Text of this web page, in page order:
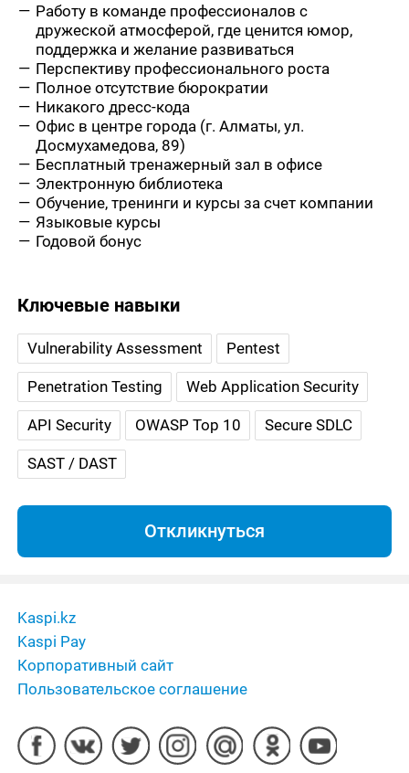
Работу в команде профессионалов с
дружеской атмосферой, где ценится юмор,
поддержка и желание развиваться
Перспективу профессионального роста
Полное отсутствие бюрократии
Никакого дресс-кода
Офис в центре города (г. Алматы, ул.
Досмухамедова, 89)
Бесплатный тренажерный зал в офисе
Электронную библиотека
Обучение, тренинги и курсы за счет компании
Языковые курсы
Годовой бонус
Ключевые навыки
Vulnerability Assessment Pentest
Penetration Testing Web Application Security
API Security OWASP Top 10 Secure SDLC
SAST / DAST
Откликнуться
Kaspi.kz
Kaspi Pay
Корпоративный сайт
Пользовательское соглашение